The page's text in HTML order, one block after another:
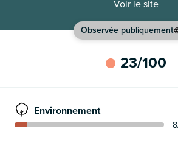
Voir le site
Observée publiquement
23/100
Environnement
8